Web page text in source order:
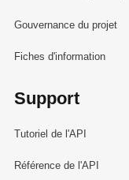
Gouvernance du projet
Fiches d'information
Support
Tutoriel de l'API
Référence de l'API